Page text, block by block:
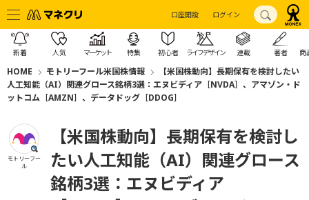
口座開設 ログイン
新着 人気 マーケット 特集 初心者 ライフデザイン 連載 著者 商
HOME モトリーフール米国株情報
【米国株動向】長期保有を検討したい
人工知能（AI）関連グロース銘柄3選：エヌビディア［NVDA］、アマゾン・ド
ットコム［AMZN］、データドッグ［DDOG］
モトリーフー
ル
【米国株動向】長期保有を検討し
たい人工知能（AI）関連グロース
銘柄3選：エヌビディア